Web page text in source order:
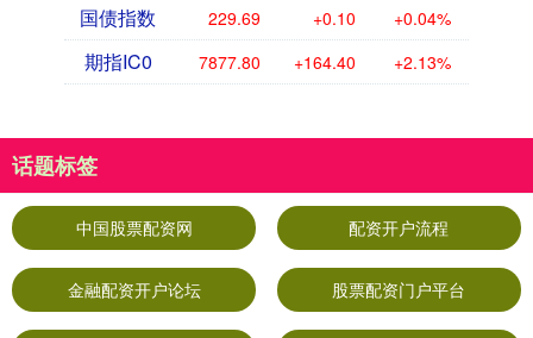
国债指数 229.69 +0.10 +0.04%
期指IC0 7877.80 +164.40 +2.13%
话题标签
中国股票配资网 配资开户流程
金融配资开户论坛 股票配资门户平台